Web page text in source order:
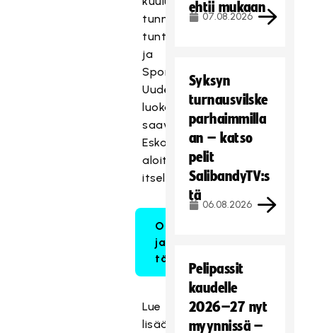
tunnuskappale,
tuntimateriaaleja
ja
Sporttipassit.
Uudet
luokat
saavat
Eskariviikon
aloituspakkauksen
itselleen.
Osallistu
ja tilaa
täältä!
Lue
lisää
ehtii mukaan
07.08.2026
Syksyn
turnausvilske
parhaimmilla
an – katso
pelit
SalibandyTV:s
tä
06.08.2026
Pelipassit
kaudelle
2026–27 nyt
myynnissä –